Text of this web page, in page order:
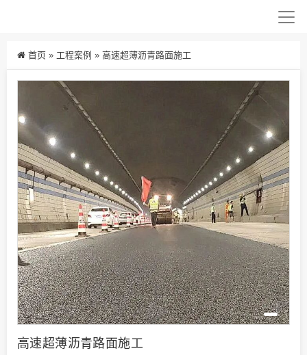
首页 » 工程案例 » 高速超薄沥青路面施工
高速超薄沥青路面施工